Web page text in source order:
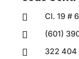
 Cl. 19 #
 (601)
 322 404